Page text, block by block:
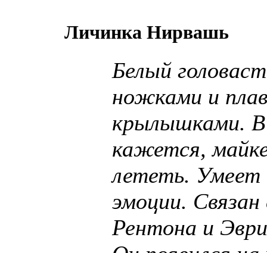
Личинка Нирвашь
Белый
ножками и
крылышками. В
кажется,
лететь.
эмоции.
Рентона и